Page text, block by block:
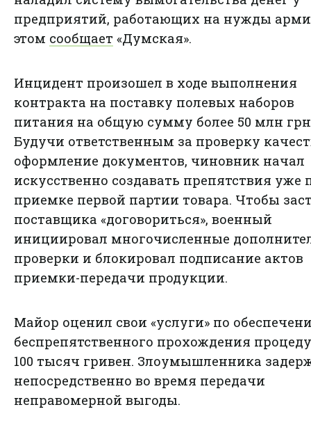
предприятий, работающих на нужды
этом сообщает «Думская».
Инцидент произошел в ходе выполнения
контракта на поставку полевых наборов
питания на общую сумму более 50 млн
Будучи ответственным за проверку
оформление документов, чиновник начал
искусственно создавать препятствия уже
приемке первой партии товара. Чтобы
поставщика «договориться», военный
инициировал многочисленные
проверки и блокировал подписание актов
приемки-передачи продукции.
Майор оценил свои «услуги» по
беспрепятственного прохождения
100 тысяч гривен. Злоумышленника
непосредственно во время передачи
неправомерной выгоды.